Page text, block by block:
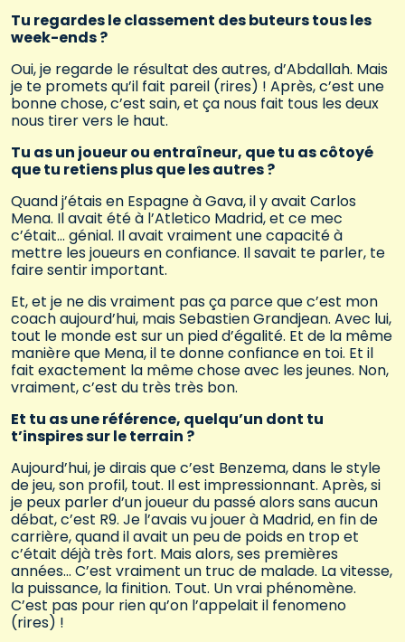
Tu regardes le classement des buteurs tous les
week-ends ?
Oui, je regarde le résultat des autres, d’Abdallah. Mais
je te promets qu’il fait pareil (rires) ! Après, c’est une
bonne chose, c’est sain, et ça nous fait tous les deux
nous tirer vers le haut.
Tu as un joueur ou entraîneur, que tu as côtoyé
que tu retiens plus que les autres ?
Quand j’étais en Espagne à Gava, il y avait Carlos
Mena. Il avait été à l’Atletico Madrid, et ce mec
c’était… génial. Il avait vraiment une capacité à
mettre les joueurs en confiance. Il savait te parler, te
faire sentir important.
Et, et je ne dis vraiment pas ça parce que c’est mon
coach aujourd’hui, mais Sebastien Grandjean. Avec lui,
tout le monde est sur un pied d’égalité. Et de la même
manière que Mena, il te donne confiance en toi. Et il
fait exactement la même chose avec les jeunes. Non,
vraiment, c’est du très très bon.
Et tu as une référence, quelqu’un dont tu
t’inspires sur le terrain ?
Aujourd’hui, je dirais que c’est Benzema, dans le style
de jeu, son profil, tout. Il est impressionnant. Après, si
je peux parler d’un joueur du passé alors sans aucun
débat, c’est R9. Je l’avais vu jouer à Madrid, en fin de
carrière, quand il avait un peu de poids en trop et
c’était déjà très fort. Mais alors, ses premières
années… C’est vraiment un truc de malade. La vitesse,
la puissance, la finition. Tout. Un vrai phénomène.
C’est pas pour rien qu’on l’appelait il fenomeno
(rires) !